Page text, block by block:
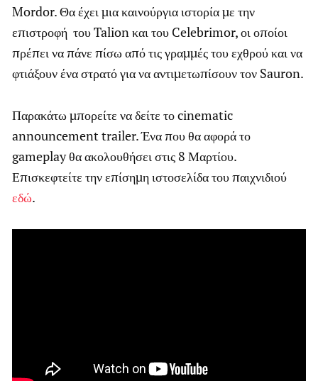
Mordor. Θα έχει μια καινούργια ιστορία με την
επιστροφή του Talion και του Celebrimor, οι οποίοι
πρέπει να πάνε πίσω από τις γραμμές του εχθρού και να
φτιάξουν ένα στρατό για να αντιμετωπίσουν τον Sauron.
Παρακάτω μπορείτε να δείτε το cinematic
announcement trailer. Ένα που θα αφορά το
gameplay θα ακολουθήσει στις 8 Μαρτίου.
Επισκεφτείτε την επίσημη ιστοσελίδα του παιχνιδιού
εδώ.